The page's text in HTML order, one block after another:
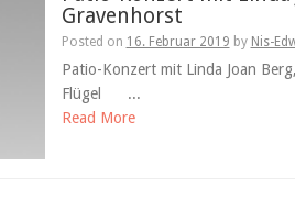
Gravenhorst
Posted on 16. Februar 2019 by Nis-
Patio-Konzert mit Linda Joan
Flügel ...
Read More